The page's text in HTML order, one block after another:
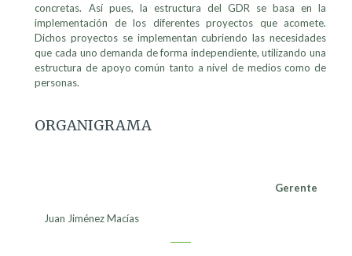
concretas. Así pues, la estructura del GDR se basa en la
implementación de los diferentes proyectos que acomete.
Dichos proyectos se implementan cubriendo las necesidades
que cada uno demanda de forma independiente, utilizando una
estructura de apoyo común tanto a nivel de medios como de
personas.
ORGANIGRAMA
Gerente
Juan Jiménez Macías